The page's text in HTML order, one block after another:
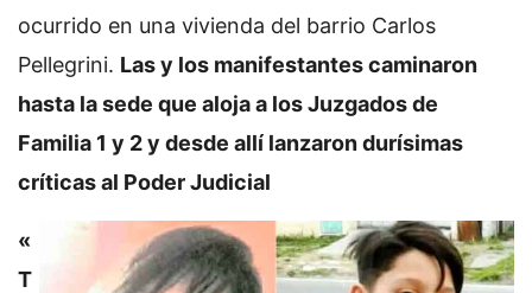
ocurrido en una vivienda del barrio Carlos
Pellegrini. Las y los manifestantes caminaron
hasta la sede que aloja a los Juzgados de
Familia 1 y 2 y desde allí lanzaron durísimas
críticas al Poder Judicial
«
T